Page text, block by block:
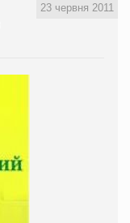
23 червня 2011